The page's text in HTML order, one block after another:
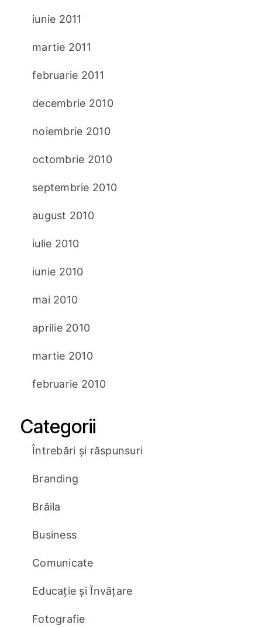
iunie 2011
martie 2011
februarie 2011
decembrie 2010
noiembrie 2010
octombrie 2010
septembrie 2010
august 2010
iulie 2010
iunie 2010
mai 2010
aprilie 2010
martie 2010
februarie 2010
Categorii
Întrebări și răspunsuri
Branding
Brăila
Business
Comunicate
Educație și Învățare
Fotografie